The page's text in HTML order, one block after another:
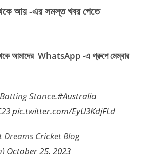
আয় -এর সমস্ত খবর পেতে
থেকে আমাদের WhatsApp -এ গ্রুপে মেম্বার
Stance.#Australia
pic.twitter.com/EyU3KdjFLd
Cricket Blog
October 25, 2023